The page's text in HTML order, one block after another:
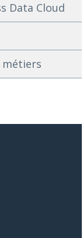
Data Cloud
métiers